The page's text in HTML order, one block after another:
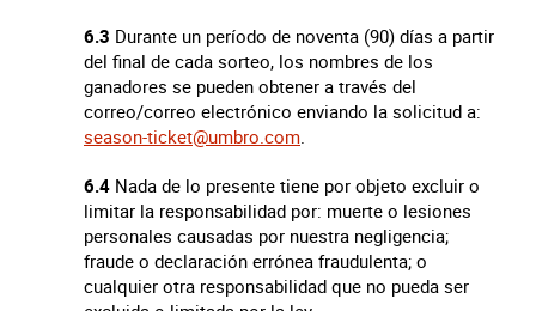
6.3 Durante un período de noventa (90) días a partir
del final de cada sorteo, los nombres de los
ganadores se pueden obtener a través del
correo/correo electrónico enviando la solicitud a:
season-ticket@umbro.com.
6.4 Nada de lo presente tiene por objeto excluir o
limitar la responsabilidad por: muerte o lesiones
personales causadas por nuestra negligencia;
fraude o declaración errónea fraudulenta; o
cualquier otra responsabilidad que no pueda ser